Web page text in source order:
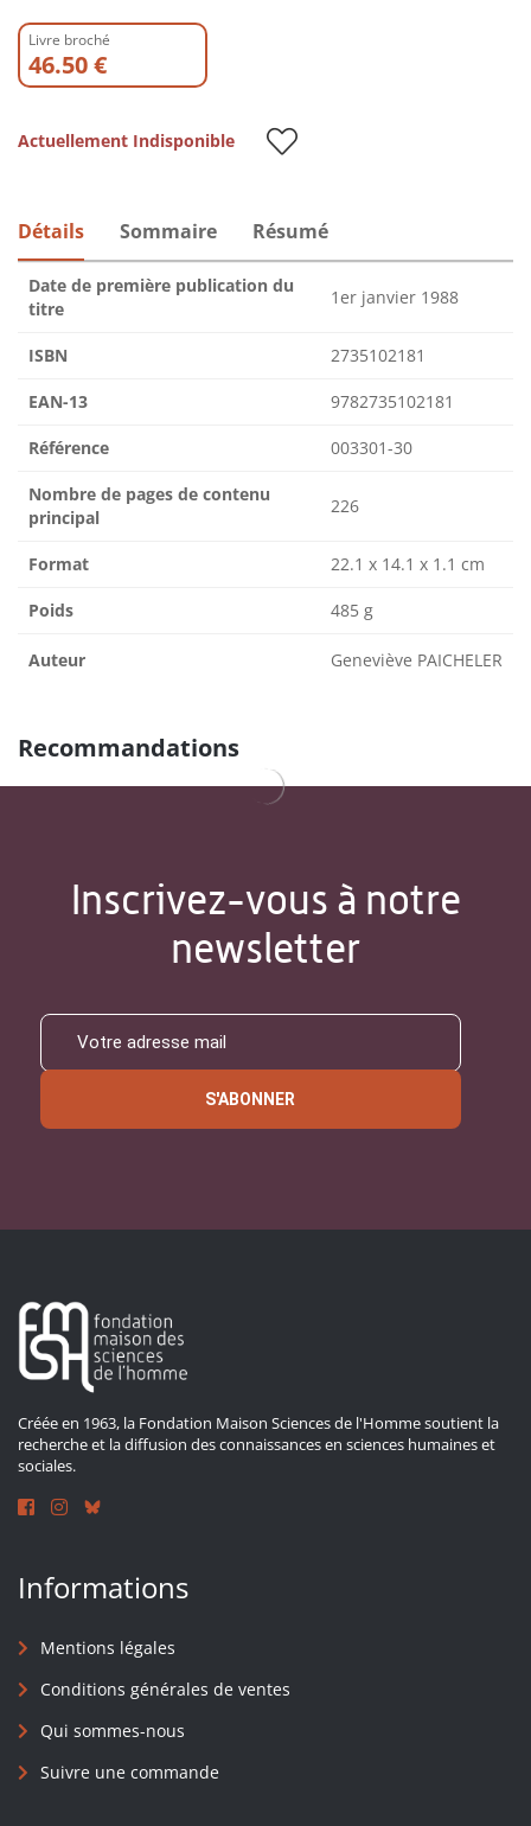
Livre broché
46.50 €
Actuellement Indisponible
Détails Sommaire Résumé
Date de première publication du
titre
1er janvier 1988
ISBN 2735102181
EAN-13 9782735102181
Référence 003301-30
Nombre de pages de contenu
principal
226
Format 22.1 x 14.1 x 1.1 cm
Poids 485 g
Auteur Geneviève PAICHELER
Recommandations
Inscrivez-vous à notre
newsletter
S'ABONNER
Créée en 1963, la Fondation Maison Sciences de l'Homme soutient la
recherche et la diffusion des connaissances en sciences humaines et
sociales.
Informations
Mentions légales
Conditions générales de ventes
Qui sommes-nous
Suivre une commande